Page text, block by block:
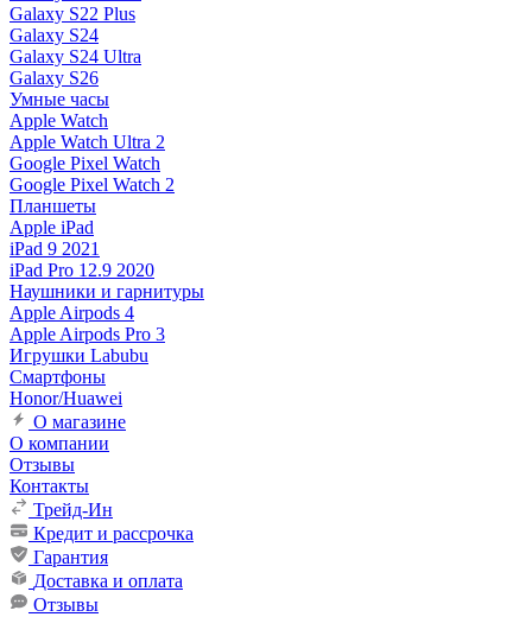
Galaxy S22 Plus
Galaxy S24
Galaxy S24 Ultra
Galaxy S26
Умные часы
Apple Watch
Apple Watch Ultra 2
Google Pixel Watch
Google Pixel Watch 2
Планшеты
Apple iPad
iPad 9 2021
iPad Pro 12.9 2020
Наушники и гарнитуры
Apple Airpods 4
Apple Airpods Pro 3
Игрушки Labubu
Смартфоны
Honor/Huawei
О магазине
О компании
Отзывы
Контакты
Трейд-Ин
Кредит и рассрочка
Гарантия
Доставка и оплата
Отзывы